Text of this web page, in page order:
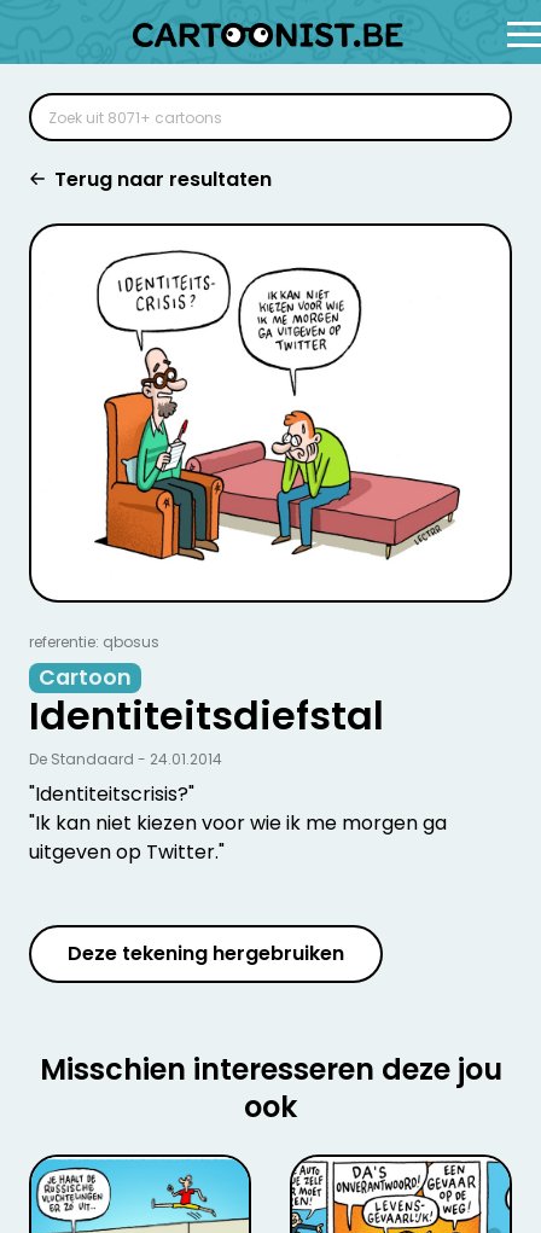
Terug naar resultaten
referentie: qbosus
Cartoon
Identiteitsdiefstal
"Identiteitscrisis?"
"Ik kan niet kiezen voor wie ik me morgen ga
uitgeven op Twitter."
De Standaard - 24.01.2014
Deze tekening hergebruiken
Misschien interesseren deze jou
ook